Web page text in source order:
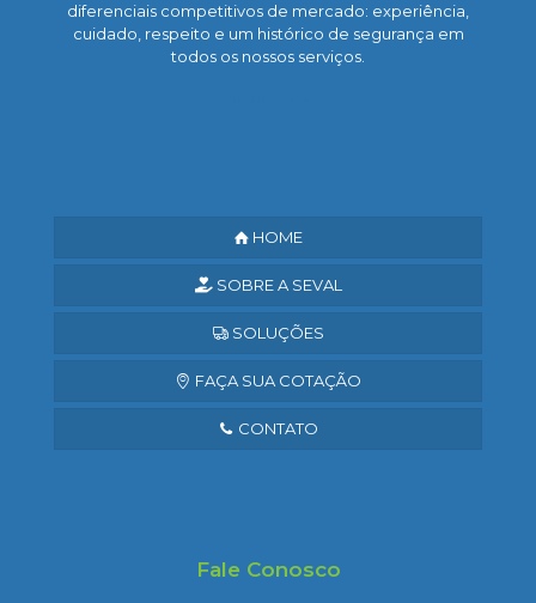
diferenciais competitivos de mercado: experiência,
cuidado, respeito e um histórico de segurança em
todos os nossos serviços.
HOME
SOBRE A SEVAL
SOLUÇÕES
FAÇA SUA COTAÇÃO
CONTATO
Fale Conosco